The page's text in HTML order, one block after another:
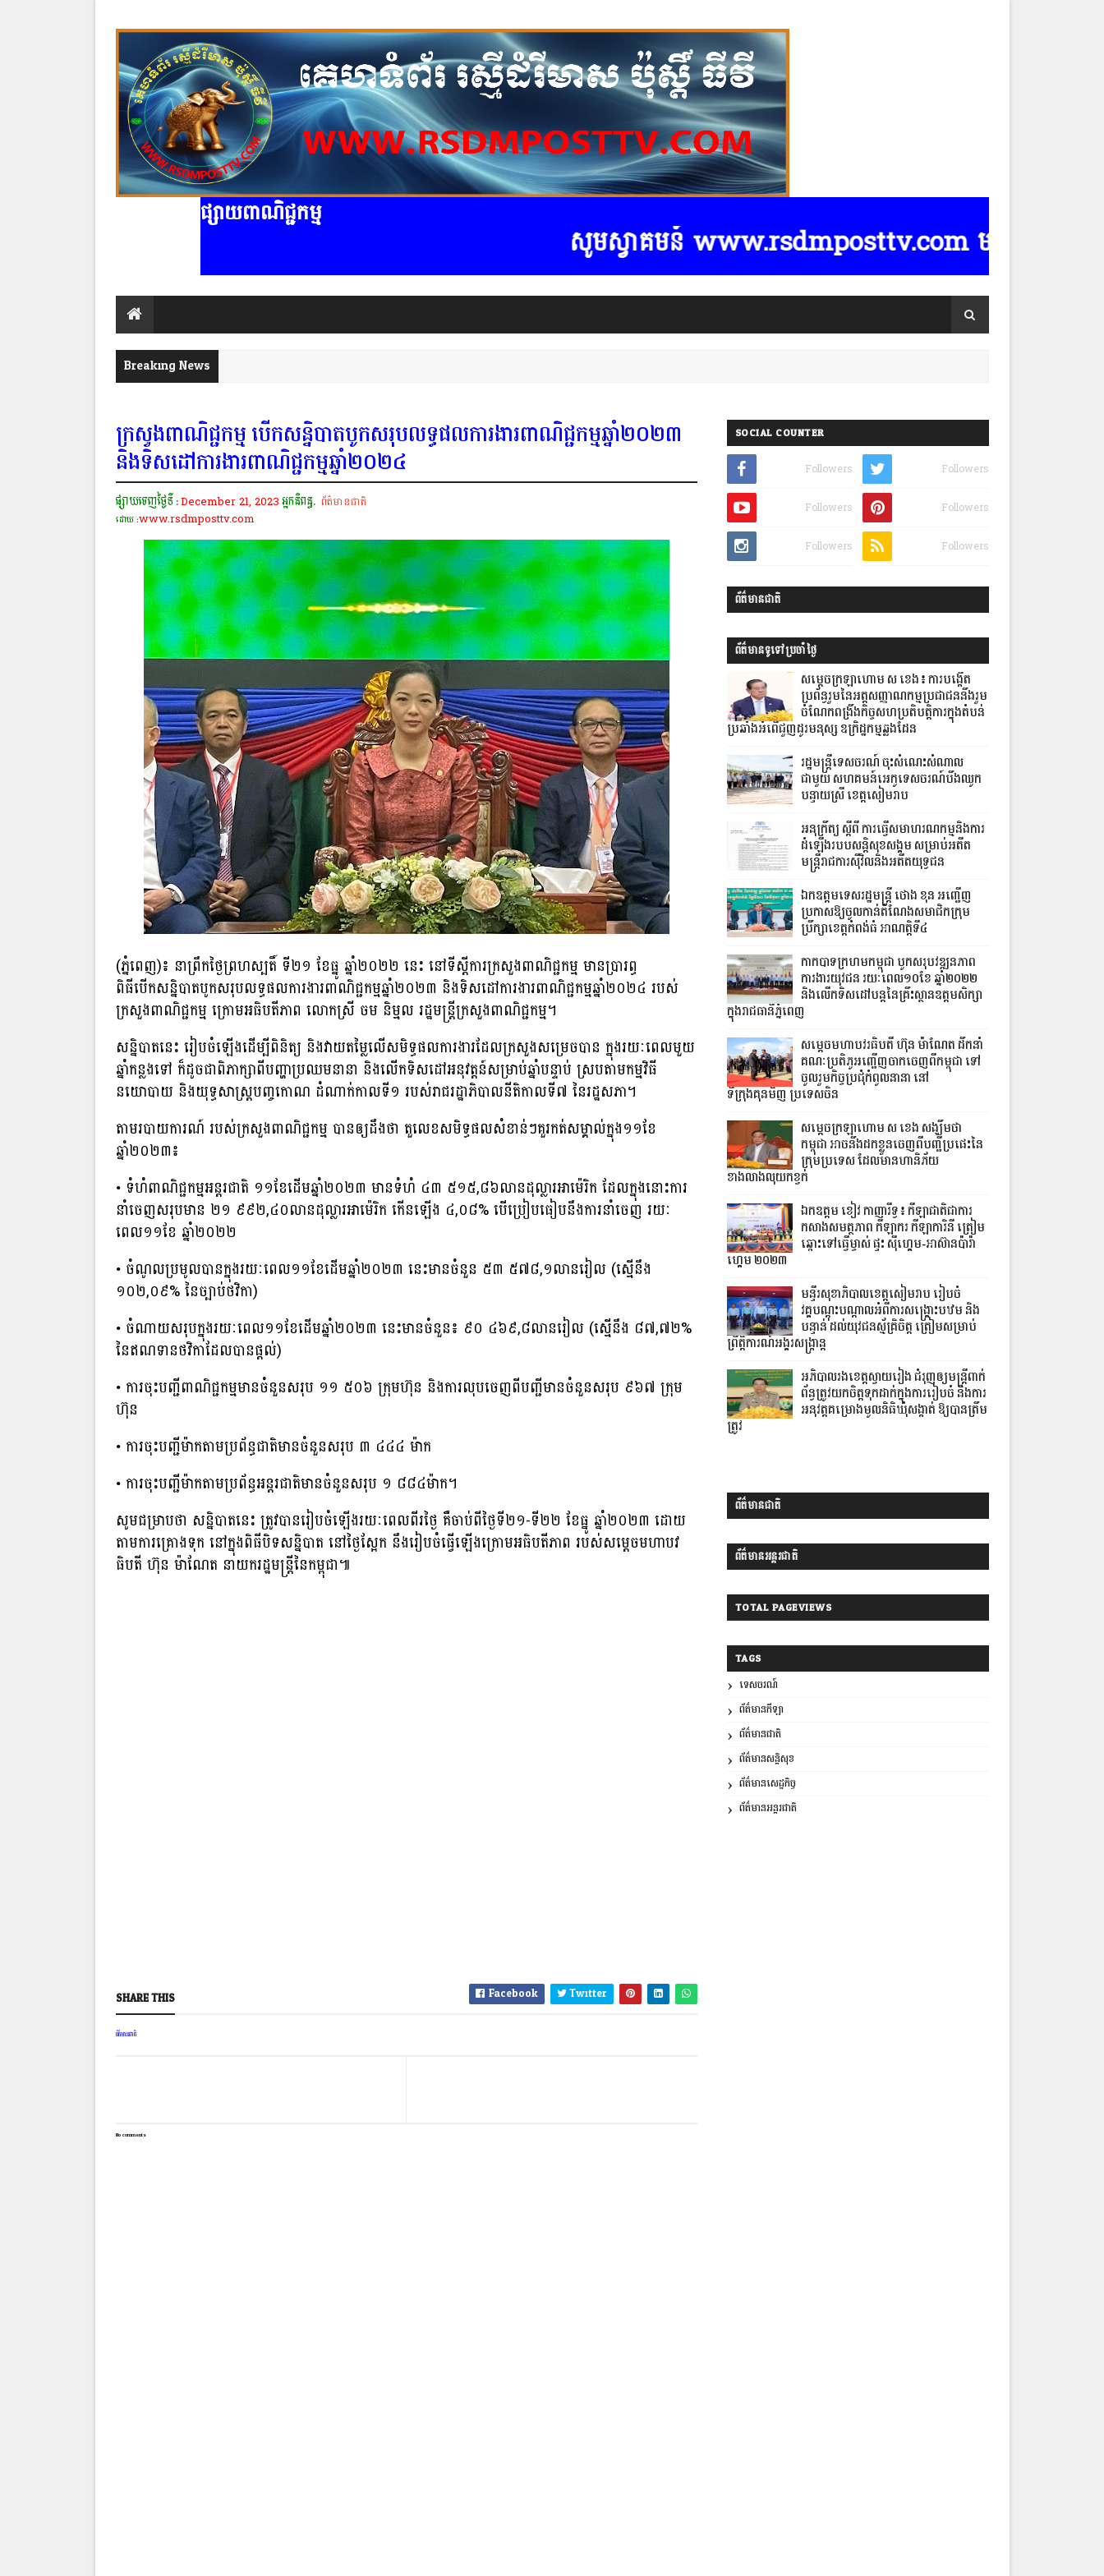
ផ្សាយពាណិជ្ជកម្ម
សូមស្វាគមន៍ www.rsdmposttv.com មានទទួលផ្សាយព
Breaking News
ក្រសួងពាណិជ្ជកម្ម បេីកសន្និបាតបូកសរុបលទ្ធផលការងារពាណិជ្ជកម្មឆ្នាំ២០២៣
និងទិសដៅការងារពាណិជ្ជកម្មឆ្នាំ២០២៤
ផ្សាយចេញថ្ងៃទី :December 21, 2023អ្នកនិពន្ធ. ព័ត៌មានជាតិ
ដោយ :www.rsdmposttv.com
(ភ្នំពេញ)៖ នាព្រឹកថ្ងៃព្រហស្បតិ៍ ទី២១ ខែធ្នូ ឆ្នាំ២០២២ នេះ នៅទីស្តីការក្រសួងពាណិជ្ជកម្ម មានប្រារព្ធ
ពិធីបើកសន្និបាតបូកសរុបលទ្ធផលការងារពាណិជ្ជកម្មឆ្នាំ២០២៣ និងទិសដៅការងារពាណិជ្ជកម្មឆ្នាំ២០២៤ របស់
ក្រសួងពាណិជ្ជកម្ម ក្រោមអធិបតីភាព លោកស្រី ចម និម្មល រដ្ឋមន្ត្រីក្រសួងពាណិជ្ជកម្ម។
សន្និបាតនេះ រៀបចំឡេីងដើម្បីពិនិត្យ និងវាយតម្លៃលើសមិទ្ធផលការងារដែលក្រសួងសម្រេចបាន ក្នុងរយៈពេលមួយ
ឆ្នាំកន្លងទៅ ក៏ដូចជាពិភាក្សាពីបញ្ហាប្រឈមនានា និងលើកទិសដៅអនុវត្តន៍សម្រាប់ឆ្នាំបន្ទាប់ ស្របតាមកម្មវិធី
នយោបាយ និងយុទ្ធសាស្រ្តបញ្ចកោណ ដំណាក់កាលទី១ របស់រាជរដ្ឋាភិបាលនីតិកាលទី៧ នៃរដ្ឋសភា។
តាមរបាយការណ៍ របស់ក្រសួងពាណិជ្ជកម្ម បានឲ្យដឹងថា តួលេខសមិទ្ធផលសំខាន់ៗគួរកត់សម្គាល់ក្នុង១១ខែ
ឆ្នាំ២០២៣៖
• ទំហំពាណិជ្ជកម្មអន្តរជាតិ ១១ខែដើមឆ្នាំ២០២៣ មានទំហំ ៤៣ ៥១៥,៨៦លានដុល្លារអាម៉េរិក ដែលក្នុងនោះការ
នាំចេញសរុបមាន ២១ ៩៩២,៤០លានដុល្លារអាម៉េរិក កើនឡើង ៤,០៨% បើប្រៀបធៀបនឹងការនាំចេញ រយៈ
ពេល១១ខែ ឆ្នាំ២០២២
• ចំណូលប្រមូលបានក្នុងរយៈពេល១១ខែដើមឆ្នាំ២០២៣ នេះមានចំនួន ៥៣ ៥៧៨,១លានរៀល (ស្មើនឹង
១០២,០៩% នៃច្បាប់ថវិកា)
• ចំណាយសរុបក្នុងរយៈពេល១១ខែដើមឆ្នាំ២០២៣ នេះមានចំនួន៖ ៩០ ៤៦៩,៨លានរៀល (ស្មើនឹង ៨៧,៧២%
នៃឥណទានថវិកាដែលបានផ្តល់)
• ការចុះបញ្ជីពាណិជ្ជកម្មមានចំនួនសរុប ១១ ៥០៦ ក្រុមហ៊ុន និងការលុបចេញពីបញ្ជីមានចំនួនសរុប ៩៦៧ ក្រុម
ហ៊ុន
• ការចុះបញ្ជីម៉ាកតាមប្រព័ន្ធជាតិមានចំនួនសរុប ៣ ៤៤៤ ម៉ាក
• ការចុះបញ្ជីម៉ាកតាមប្រព័ន្ធអន្តរជាតិមានចំនួនសរុប ១ ៨៨៤ម៉ាក។
សូមជម្រាបថា សនិ្នបាតនេះ ត្រូវបានរៀបចំឡើងរយៈពេលពីរថ្ងៃ គឺចាប់ពីថ្ងៃទី២១-ទី២២ ខែធ្នូ ឆ្នាំ២០២៣ ដោយ
តាមការគ្រោងទុក នៅក្នុងពិធីបិទសន្និបាត នៅថ្ងៃស្អែក នឹងរៀបចំធ្វេីឡេីងក្រោមអធិបតីភាព របស់សម្ដេចមហាបវ
ធិបតី ហ៊ុន ម៉ាណែត នាយករដ្ឋមន្ដ្រីនៃកម្ពុជា៕
SHARE THIS Facebook Twitter
ព័ត៌មានជាតិ
No comments
SOCIAL COUNTER
Followers
Followers
Followers Followers
Followers Followers
ព័ត៌មានជាតិ
ព័ត៌មានទូទៅប្រចាំថ្ងៃ
សម្ដេចក្រឡាហោម ស ខេង៖ ការបង្កើត
ប្រព័ន្ធរួមនៃអត្តសញ្ញាណកម្មប្រជាជននឹងរួម
ចំណែក​ពង្រឹងកិច្ចសហប្រតិបត្តិការ​ក្នុងតំបន់
ប្រឆាំងអំពើជួញដូរមនុស្ស ឧក្រិដ្ឋកម្មឆ្លងដែន
រដ្ឋមន្ត្រីទេសចរណ៍ ចុះសំណេះសំណាល
ជាមួយ សហគមន៍អេកូទេសចរណ៍បឹងឈូក
បន្ទាយស្រី ខេត្តសៀមរាប
អនុក្រឹត្យ ស្តីពី ការធ្វើសមាហរណកម្មនិងការ
ដំឡើងរបបសន្តិសុខសង្គម សម្រាប់អតីត
មន្ត្រីរាជការស៊ីវិលនិងអតីតយុទ្ធជន
ឯកឧត្តមទេសរដ្ឋមន្រ្តី ថោង ខុន អញ្ជើញ
ប្រកាសឱ្យចូលកាន់តំណែងសមាជិកក្រុម
ប្រឹក្សាខេត្តកំពង់ធំ អាណត្តិទី៤
កាកបាទក្រហមកម្ពុជា បូកសរុបវឌ្ឍនភាព
ការងារយុវជន រយៈពេល១០ខែ ឆ្នាំ២០២២
និងលើកទិសដៅបន្តនៃគ្រឹះស្ថានឧត្តមសិក្សា
ក្នុងរាជធានីភ្នំពេញ
សម្តេចមហាបវរធិបតី ហ៊ុន ម៉ាណែត ដឹកនាំ
គណៈប្រតិភូអញ្ជើញចាកចេញពីកម្ពុជា ទៅ
ចូលរួមកិច្ចប្រជុំកំពូលនានា នៅ
ទីក្រុងគុនមិញ ប្រទេសចិន
សម្តេចក្រឡាហោម ស ខេង សង្ឃឹមថា
កម្ពុជា អាចនឹងដកខ្លួនចេញពីបញ្ជីប្រផេះនៃ
ក្រុមប្រទេស ដែលមានហានិភ័យ
ខាងលាងលុយកខ្វក់
ឯកឧត្តម ខៀវ កាញារីទ្ធ៖ កីឡាជាតិជាការ
កសាងសមត្ថភាព កីឡាករ កីឡាការិនី ត្រៀម
ឆ្ពោះទៅធ្វើម្ចាស់ ផ្ទះ ស៊ីហ្គេម-អាស៊ានប៉ារ៉ា
ហ្គេម ២០២៣
មន្ទីរសុខាភិបាលខេត្ដសៀមរាប រៀបចំ
វគ្គបណ្តុះបណ្តាលអំពីការសង្គ្រោះបឋម និង
បន្ទាន់ ដល់យុវជនស្ម័គ្រិចិត្ត ត្រៀមសម្រាប់
ព្រឹត្តិការណ៍អង្គរសង្ក្រាន្ដ
អភិបាលរងខេត្តស្វាយរៀង ជំរុញឲ្យមន្ត្រីពាក់
ព័ន្ធត្រូវយកចិត្តទុកដាក់ក្នុងការរៀបចំ និងការ
អនុវត្តគម្រោងមូលនិធិឃុំសង្កាត់ ឱ្យបានត្រឹម
ត្រូវ
ព័ត៌មានជាតិ
ព័ត៌មានអន្តរជាតិ
TOTAL PAGEVIEWS
TAGS
ទេសចរណ៍
ព័ត៌មានកីឡា
ព័ត៌មានជាតិ
ព័ត៌មានសន្តិសុខ
ព័ត៌មានសេដ្ឋកិច្ច
ព័ត៌មានអន្តរជាតិ